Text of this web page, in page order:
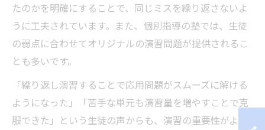
たのかを明確にすることで、同じミスを繰り返さないよ
うに工夫されています。また、個別指導の塾では、生徒
の弱点に合わせてオリジナルの演習問題が提供されるこ
とも多いです。
「繰り返し演習することで応用問題がスムーズに解ける
ようになった」「苦手な単元も演習量を増やすことで克
服できた」という生徒の声からも、演習の重要性がよく